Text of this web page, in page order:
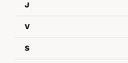
J
V
S